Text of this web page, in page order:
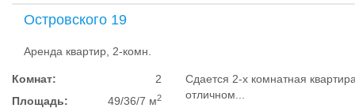
Островского 19
Аренда квартир, 2-комн.
Комнат:
2
Площадь:
49/36/7 м2
Сдается 2-х комнатная
отличном...